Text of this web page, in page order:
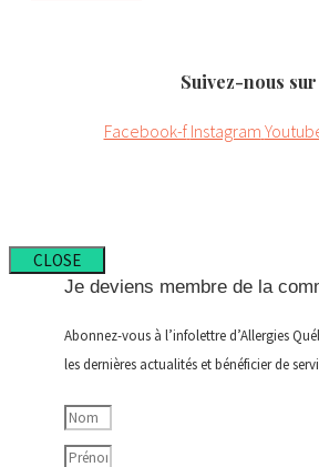
Suivez-nous sur
Facebook-f Instagram
CLOSE
Je deviens membre de la
Abonnez-vous à l’infolettre d’Allergies
les dernières actualités et bénéficier de